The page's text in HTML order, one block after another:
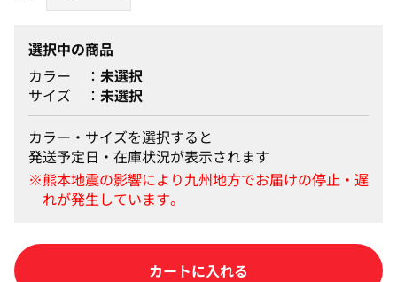
選択中の商品
カラー
未選択
サイズ
未選択
カラー・サイズを選択すると
発送予定日・在庫状況が表示されます
カートに入れる